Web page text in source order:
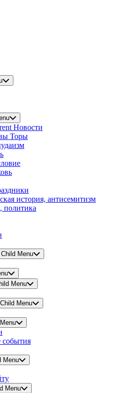
Новости
Торы
история, антисемитизм
политика
Menu
Menu
Menu
Menu
Menu